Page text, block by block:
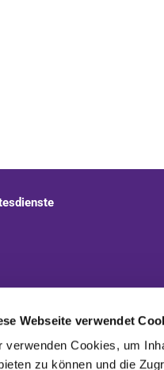
Webseite verwendet
verwenden Cookies, um
zu können und die
Staaken